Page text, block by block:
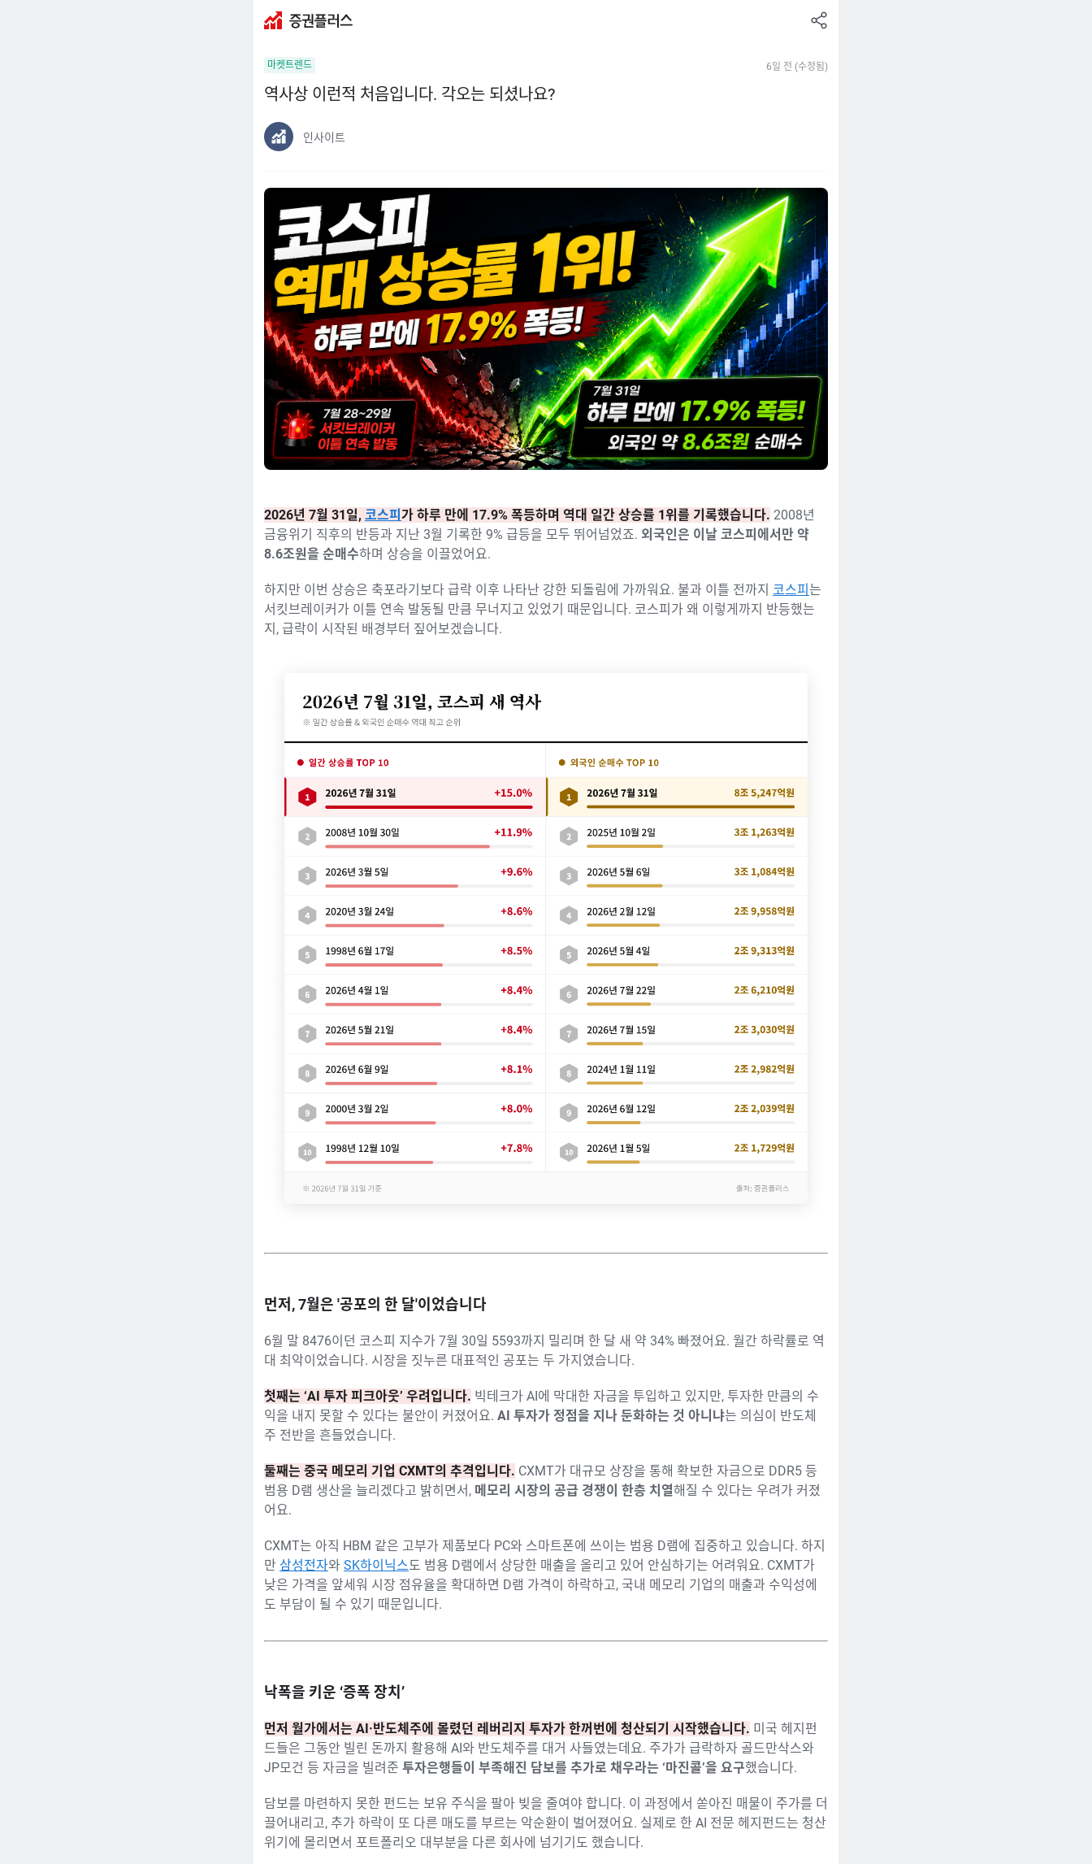
증
플
러
공
하
기
마켓트렌드 6일 전 (수정됨)
역사상 이런적 처음입니다. 각오는 되셨나요?
인사이트
2026년 7월 31일, 코스피 가 하루 만에 17.9% 폭등하며 역대 일간 상승률 1위를 기록했습니다. 2008년
금융위기 직후의 반등과 지난 3월 기록한 9% 급등을 모두 뛰어넘었죠. 외국인은 이날 코스피에서만 약
8.6조원을 순매수하며 상승을 이끌었어요.
하지만 이번 상승은 축포라기보다 급락 이후 나타난 강한 되돌림에 가까워요. 불과 이틀 전까지 코스피 는
서킷브레이커가 이틀 연속 발동될 만큼 무너지고 있었기 때문입니다. 코스피가 왜 이렇게까지 반등했는
지, 급락이 시작된 배경부터 짚어보겠습니다.
먼저, 7월은 '공포의 한 달'이었습니다
6월 말 8476이던 코스피 지수가 7월 30일 5593까지 밀리며 한 달 새 약 34% 빠졌어요. 월간 하락률로 역
대 최악이었습니다. 시장을 짓누른 대표적인 공포는 두 가지였습니다.
첫째는 ‘AI 투자 피크아웃’ 우려입니다. 빅테크가 AI에 막대한 자금을 투입하고 있지만, 투자한 만큼의 수
익을 내지 못할 수 있다는 불안이 커졌어요. AI 투자가 정점을 지나 둔화하는 것 아니냐는 의심이 반도체
주 전반을 흔들었습니다.
둘째는 중국 메모리 기업 CXMT의 추격입니다. CXMT가 대규모 상장을 통해 확보한 자금으로 DDR5 등
범용 D램 생산을 늘리겠다고 밝히면서, 메모리 시장의 공급 경쟁이 한층 치열해질 수 있다는 우려가 커졌
어요.
CXMT는 아직 HBM 같은 고부가 제품보다 PC와 스마트폰에 쓰이는 범용 D램에 집중하고 있습니다. 하지
만 삼성전자와 SK하이닉스도 범용 D램에서 상당한 매출을 올리고 있어 안심하기는 어려워요. CXMT가
낮은 가격을 앞세워 시장 점유율을 확대하면 D램 가격이 하락하고, 국내 메모리 기업의 매출과 수익성에
도 부담이 될 수 있기 때문입니다.
낙폭을 키운 ‘증폭 장치’
먼저 월가에서는 AI·반도체주에 몰렸던 레버리지 투자가 한꺼번에 청산되기 시작했습니다. 미국 헤지펀
드들은 그동안 빌린 돈까지 활용해 AI와 반도체주를 대거 사들였는데요. 주가가 급락하자 골드만삭스와
JP모건 등 자금을 빌려준 투자은행들이 부족해진 담보를 추가로 채우라는 ‘마진콜’을 요구했습니다.
담보를 마련하지 못한 펀드는 보유 주식을 팔아 빚을 줄여야 합니다. 이 과정에서 쏟아진 매물이 주가를 더
끌어내리고, 추가 하락이 또 다른 매도를 부르는 악순환이 벌어졌어요. 실제로 한 AI 전문 헤지펀드는 청산
위기에 몰리면서 포트폴리오 대부분을 다른 회사에 넘기기도 했습니다.